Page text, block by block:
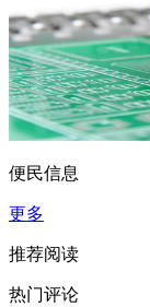
便民信息
更多
推荐阅读
热门评论